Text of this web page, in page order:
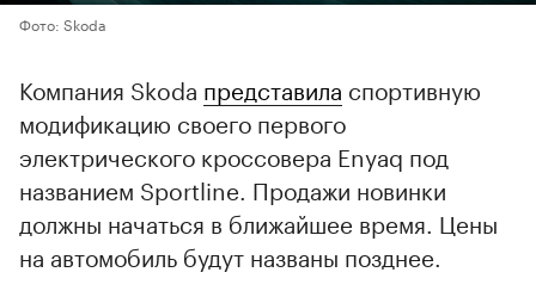
Фото: Skoda
Компания Skoda представила спортивную
модификацию своего первого
электрического кроссовера Enyaq под
названием Sportline. Продажи новинки
должны начаться в ближайшее время. Цены
на автомобиль будут названы позднее.